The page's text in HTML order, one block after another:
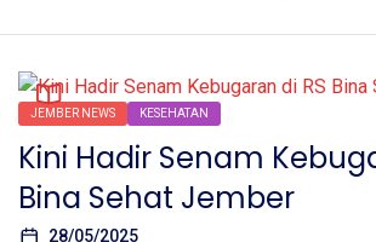
JEMBER NEWS KESEHATAN
Kini Hadir Senam
Bina Sehat Jember
28/05/2025